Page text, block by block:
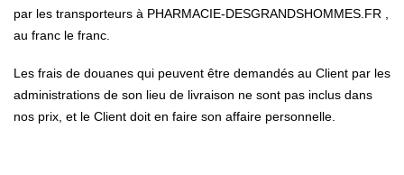
par les transporteurs à PHARMACIE-DESGRANDSHOMMES.FR ,
au franc le franc.
Les frais de douanes qui peuvent être demandés au Client par les
administrations de son lieu de livraison ne sont pas inclus dans
nos prix, et le Client doit en faire son affaire personnelle.